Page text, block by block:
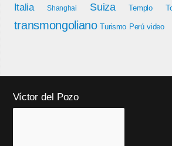
Italia
Shanghai Suiza Templo
transmongoliano Turismo Perú video
Víctor del Pozo